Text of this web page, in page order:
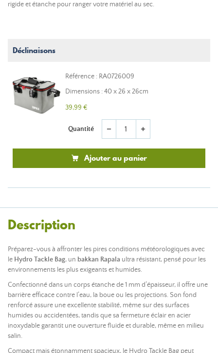
rigide et étanche pour ranger votre matériel au sec.
Déclinaisons
Référence : RA0726009
Dimensions : 40 x 26 x 26cm
39,99 €
Quantité remove add
Ajouter au panier
Description
Préparez-vous à affronter les pires conditions météorologiques avec
le Hydro Tackle Bag, un bakkan Rapala ultra résistant, pensé pour les
environnements les plus exigeants et humides.
Confectionné dans un corps étanche de 1 mm d’épaisseur, il offre une
barrière efficace contre l’eau, la boue ou les projections. Son fond
renforcé assure une excellente stabilité, même sur des surfaces
humides ou accidentées, tandis que sa fermeture éclair en acier
inoxydable garantit une ouverture fluide et durable, même en milieu
salin.
Compact mais étonnamment spacieux, le Hydro Tackle Bag peut